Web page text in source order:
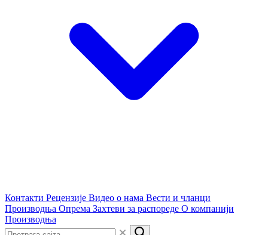
Контакти Рецензије Видео о нама Вести и чланци
Производња Опрема Захтеви за распореде О компанији
Производња